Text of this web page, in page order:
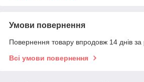
Умови повернення
Повернення товару впродовж 14 днів за
Всі умови повернення